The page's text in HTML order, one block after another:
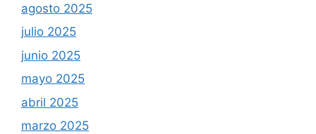
agosto 2025
julio 2025
junio 2025
mayo 2025
abril 2025
marzo 2025